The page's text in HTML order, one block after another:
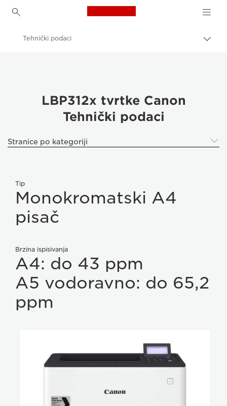
Canon Logo, back to
Poslovni proizvodi
Poslovni pisači i faks-uređaji
Tehnički podaci
LBP312x tvrtke Canon
Tehnički podaci
Stranice po kategoriji
Tip
Monokromatski A4
pisač
Brzina ispisivanja
A4: do 43 ppm
A5 vodoravno: do 65,2
ppm